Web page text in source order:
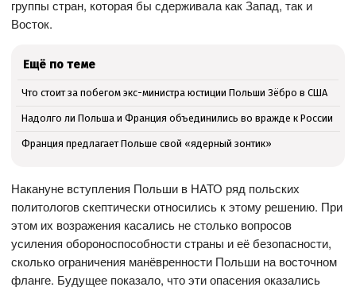
группы стран, которая бы сдерживала как Запад, так и
Восток.
Ещё по теме
Что стоит за побегом экс-министра юстиции Польши Зёбро в США
Надолго ли Польша и Франция объединились во вражде к России
Франция предлагает Польше свой «ядерный зонтик»
Накануне вступления Польши в НАТО ряд польских
политологов скептически относились к этому решению. При
этом их возражения касались не столько вопросов
усиления обороноспособности страны и её безопасности,
сколько ограничения манёвренности Польши на восточном
фланге. Будущее показало, что эти опасения оказались